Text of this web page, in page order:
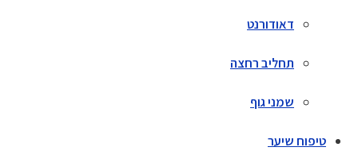
דאודורנט
תחליב רחצה
שמני גוף
טיפוח שיער